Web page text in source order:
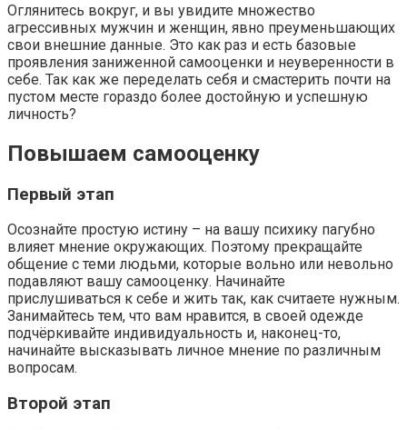
Оглянитесь вокруг, и вы увидите множество
агрессивных мужчин и женщин, явно преуменьшающих
свои внешние данные. Это как раз и есть базовые
проявления заниженной самооценки и неуверенности в
себе. Так как же переделать себя и смастерить почти на
пустом месте гораздо более достойную и успешную
личность?
Повышаем самооценку
Первый этап
Осознайте простую истину – на вашу психику пагубно
влияет мнение окружающих. Поэтому прекращайте
общение с теми людьми, которые вольно или невольно
подавляют вашу самооценку. Начинайте
прислушиваться к себе и жить так, как считаете нужным.
Занимайтесь тем, что вам нравится, в своей одежде
подчёркивайте индивидуальность и, наконец-то,
начинайте высказывать личное мнение по различным
вопросам.
Второй этап